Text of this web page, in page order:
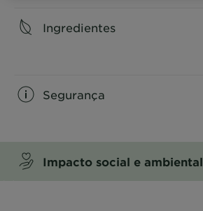
Ingredientes
Segurança
Impacto social e ambiental